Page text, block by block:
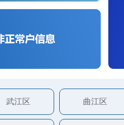
武江区 曲江区